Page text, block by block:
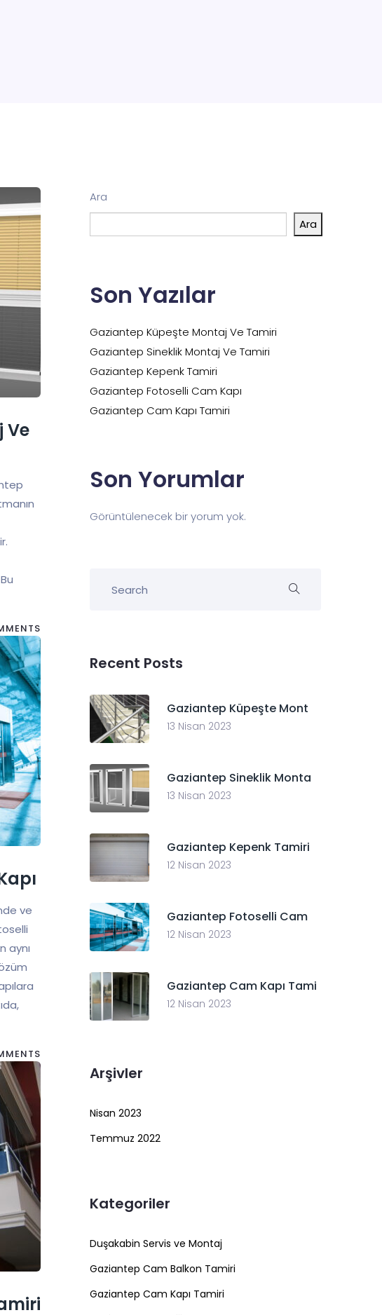
Ve
ve
aynı
Ara
Ara
Son Yazılar
Gaziantep Küpeşte Montaj Ve Tamiri
Gaziantep Sineklik Montaj Ve Tamiri
Gaziantep Kepenk Tamiri
Gaziantep Fotoselli Cam Kapı
Gaziantep Cam Kapı Tamiri
Son Yorumlar
Görüntülenecek bir yorum yok.
Recent Posts
Gaziantep Küpeşte Mont
13 Nisan 2023
Gaziantep Sineklik Monta
13 Nisan 2023
Gaziantep Kepenk Tamiri
12 Nisan 2023
Gaziantep Fotoselli Cam
12 Nisan 2023
Gaziantep Cam Kapı Tami
12 Nisan 2023
Arşivler
Nisan 2023
Temmuz 2022
Kategoriler
Duşakabin Servis ve Montaj
Gaziantep Cam Balkon Tamiri
Gaziantep Cam Kapı Tamiri